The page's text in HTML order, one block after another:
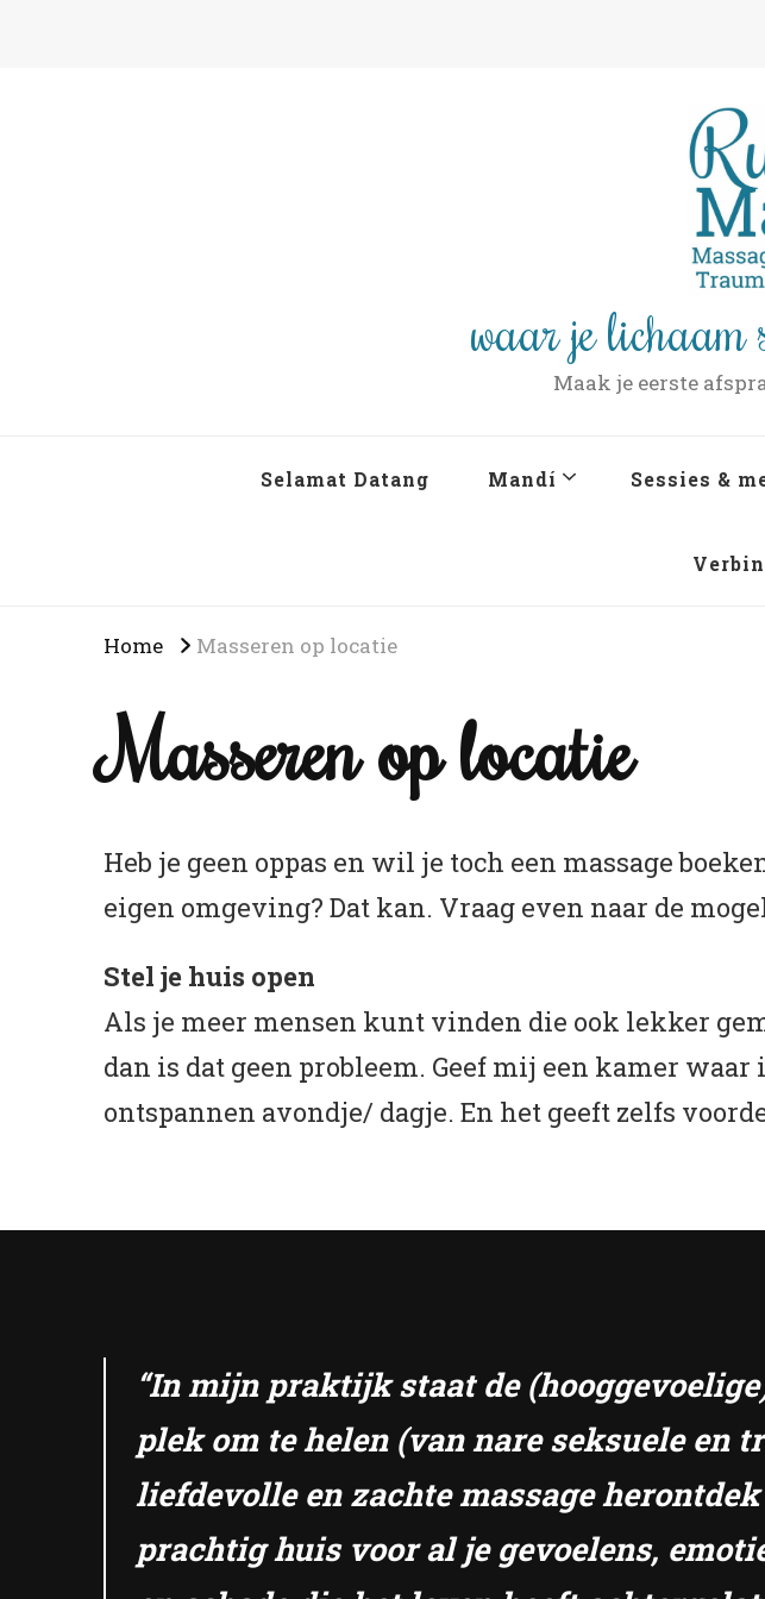
waar je
Maak je eerste
Selamat Datang Mandí Sessies &
Home Masseren op locatie
Masseren op locatie
Heb je geen oppas en wil je toch een massage
eigen omgeving? Dat kan. Vraag even naar de
Stel je huis open
Als je meer mensen kunt vinden die ook lekker
dan is dat geen probleem. Geef mij een kamer
ontspannen avondje/ dagje. En het geeft zelfs
“In mijn praktijk staat de
plek om te helen (van nare seksuele en
liefdevolle en zachte massage
prachtig huis voor al je gevoelens,